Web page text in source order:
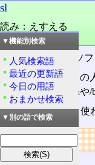
sl
読み：えすえる
品詞：名詞
キータイプ矯正ソフ
UNIXを使う全ての
れる(まれに/usr/bin
lsコマンドでよく使
リンク
用語の所属
▼機能別検索
人気検索語
最近の更新語
今日の用語
おまかせ検索
▼別の語で検索